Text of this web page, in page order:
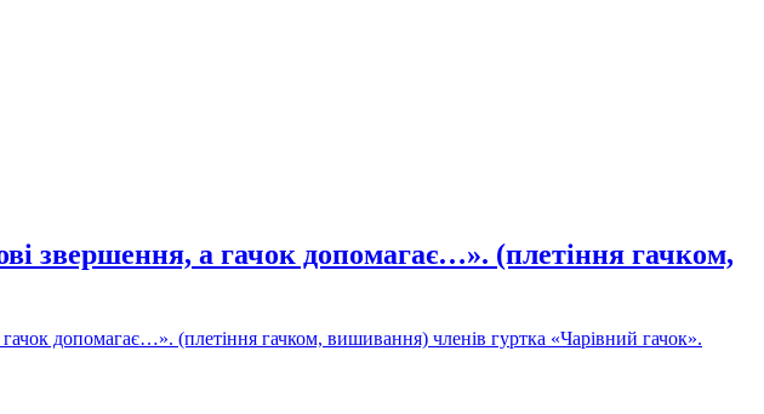
звершення, а гачок допомагає…». (плетіння гачком,
допомагає…». (плетіння гачком, вишивання) членів гуртка «Чарівний гачок».